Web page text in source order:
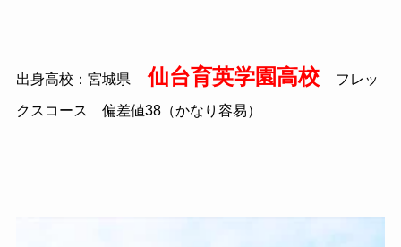
出身高校：宮城県 仙台育英学園高校 フレッ
クスコース 偏差値38（かなり容易）